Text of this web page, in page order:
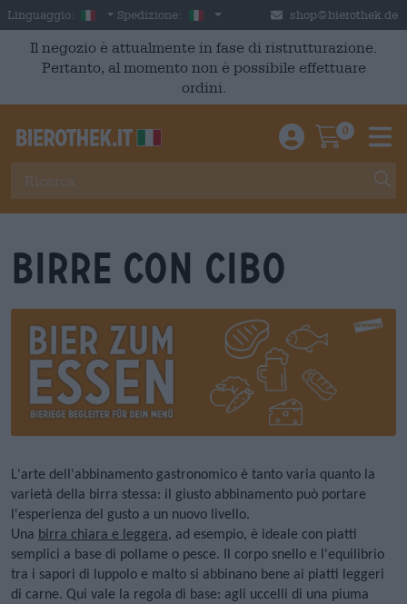
Skip to main content
Linguaggio: Italian
Spedizione: Italia shop@bierothek.de
Il negozio è attualmente in fase di ristrutturazione.
Pertanto, al momento non è possibile effettuare
ordini.
Einloggen /
0
Birre con cibo
L'arte dell'abbinamento gastronomico è tanto varia quanto la
varietà della birra stessa: il giusto abbinamento può portare
l'esperienza del gusto a un nuovo livello.
Una birra chiara e leggera, ad esempio, è ideale con piatti
semplici a base di pollame o pesce. Il corpo snello e l'equilibrio
tra i sapori di luppolo e malto si abbinano bene ai piatti leggeri
di carne. Qui vale la regola di base: agli uccelli di una piuma